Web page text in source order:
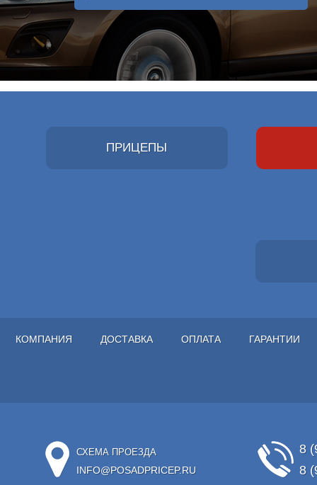
ПРИЦЕПЫ
КОМПАНИЯ ДОСТАВКА ОПЛАТА ГАРАНТИИ
СХЕМА ПРОЕЗДА
INFO@POSADPRICEP.RU
8
8